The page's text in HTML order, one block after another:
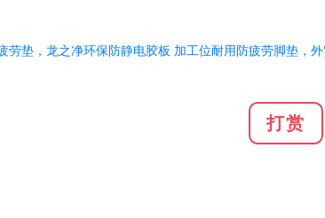
劳垫，龙之净环保防静电胶板 加工位耐用防疲劳脚垫，
打赏